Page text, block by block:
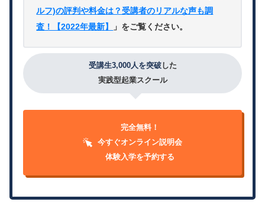
ルフ)の評判や料金は？受講者のリアルな声も調
査！【2022年最新】
」をご覧ください。
受講生3,000人を突破した
実践型起業スクール
完全無料！
今すぐオンライン説明会
体験入学を予約する